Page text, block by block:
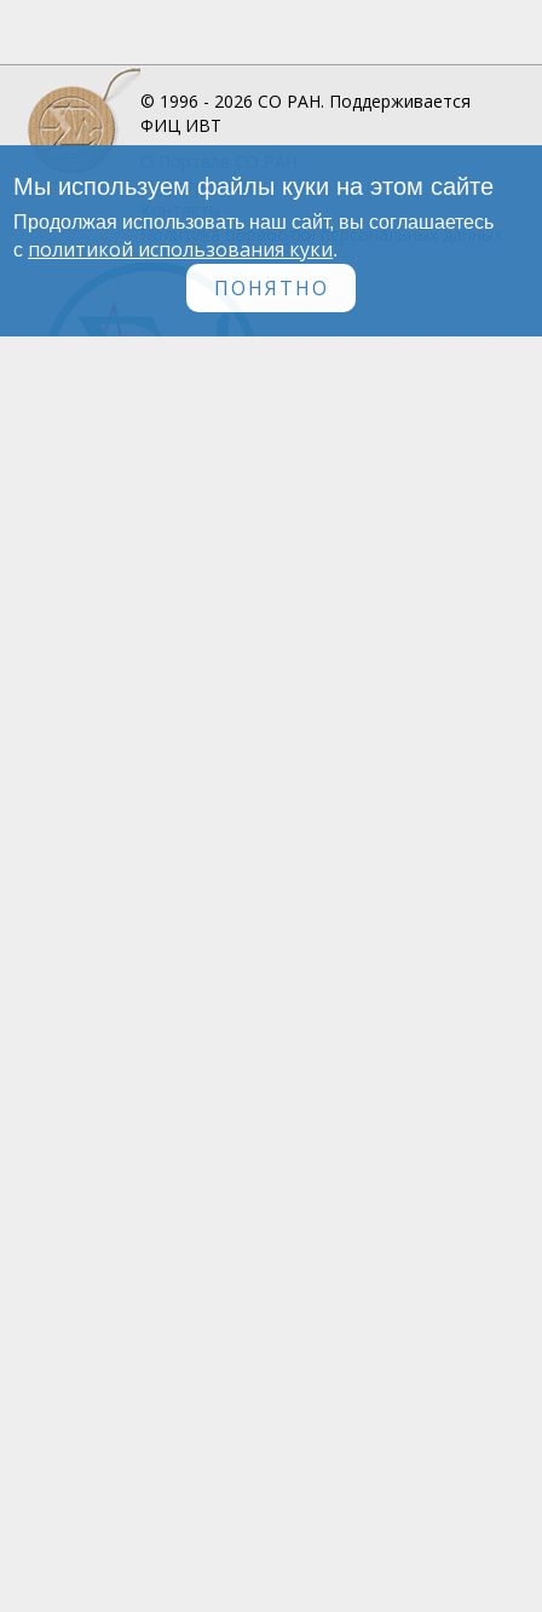
© 1996 - 2026 СО РАН. Поддерживается
ФИЦ ИВТ
Инфографика
Политика обработки персональных данных
Мы используем файлы куки на этом сайте
Продолжая использовать наш сайт, вы соглашаетесь
с политикой использования куки.
ПОНЯТНО